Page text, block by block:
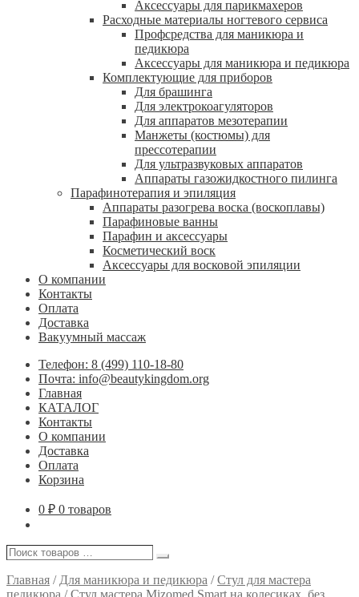
Аксессуары для парикмахеров
Расходные материалы ногтевого сервиса
Профсредства для маникюра и
педикюра
Аксессуары для маникюра и педикюра
Комплектующие для приборов
Для брашинга
Для электрокоагуляторов
Для аппаратов мезотерапии
Манжеты (костюмы) для
прессотерапии
Для ультразвуковых аппаратов
Аппараты газожидкостного пилинга
Парафинотерапия и эпиляция
Аппараты разогрева воска (воскоплавы)
Парафиновые ванны
Парафин и аксессуары
Косметический воск
Аксессуары для восковой эпиляции
О компании
Контакты
Оплата
Доставка
Вакуумный массаж
Телефон: 8 (499) 110-18-80
Почта: info@beautykingdom.org
Главная
КАТАЛОГ
Контакты
О компании
Доставка
Оплата
Корзина
0 ₽ 0 товаров
Поиск
…
Поиск
Главная / Для маникюра и педикюра /Стул для мастера
педикюра /Стул мастера Mizomed Smart на колесиках, без